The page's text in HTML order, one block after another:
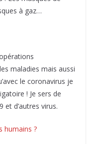
à gaz…
maladies mais aussi
le coronavirus je
! Je sers de
d’autres virus.
humains ?